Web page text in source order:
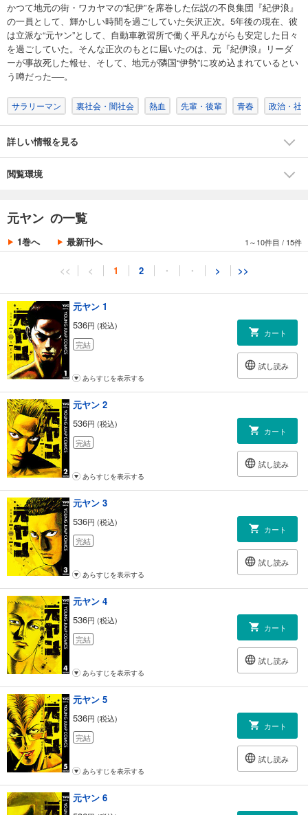
かつて地元の街・ワカヤマの“紀伊”を席巻した伝説の不良集団『紀伊浪』
の一員として、輝かしい時間を過ごしていた矢沢正次。5年後の現在、彼
は立派な“元ヤン”として、自動車教習所で働く平凡ながらも安定した日々
を過ごしていた。そんな正次のもとに届いたのは、元『紀伊浪』リーダ
ーが事故死した報せ、そして、地元が隣国“伊勢”に攻め込まれているとい
う噂だった──。
サラリーマン 裏社会・闇社会 熱血 先輩・後輩 青春 政治・社
詳しい情報を見る
閲覧環境
元ヤン の一覧
1巻へ 最新刊へ 1～10件目 / 15件
<< < 1 2 ・ ・ > >>
元ヤン 1
536円 (税込)
完結
カート
試し読み
あらすじを表示する
元ヤン 2
536円 (税込)
完結
カート
試し読み
あらすじを表示する
元ヤン 3
536円 (税込)
完結
カート
試し読み
あらすじを表示する
元ヤン 4
536円 (税込)
完結
カート
試し読み
あらすじを表示する
元ヤン 5
536円 (税込)
完結
カート
試し読み
あらすじを表示する
元ヤン 6